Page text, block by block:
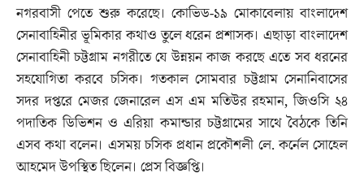
নগরবাসী পেতে শুরু করেছে। কোভিড-১৯ মোকাবেলায় বাংলাদেশ
সেনাবাহিনীর ভূমিকার কথাও তুলে ধরেন প্রশাসক। এছাড়া বাংলাদেশ
সেনাবাহিনী চট্টগ্রাম নগরীতে যে উন্নয়ন কাজ করছে এতে সব ধরনের
সহযোগিতা করবে চসিক। গতকাল সোমবার চট্টগ্রাম সেনানিবাসের
সদর দপ্তরে মেজর জেনারেল এস এম মতিউর রহমান, জিওসি ২৪
পদাতিক ডিভিশন ও এরিয়া কমান্ডার চট্টগ্রামের সাথে বৈঠকে তিনি
এসব কথা বলেন। এসময় চসিক প্রধান প্রকৌশলী লে. কর্নেল সোহেল
আহমেদ উপস্থিত ছিলেন। প্রেস বিজ্ঞপ্তি।